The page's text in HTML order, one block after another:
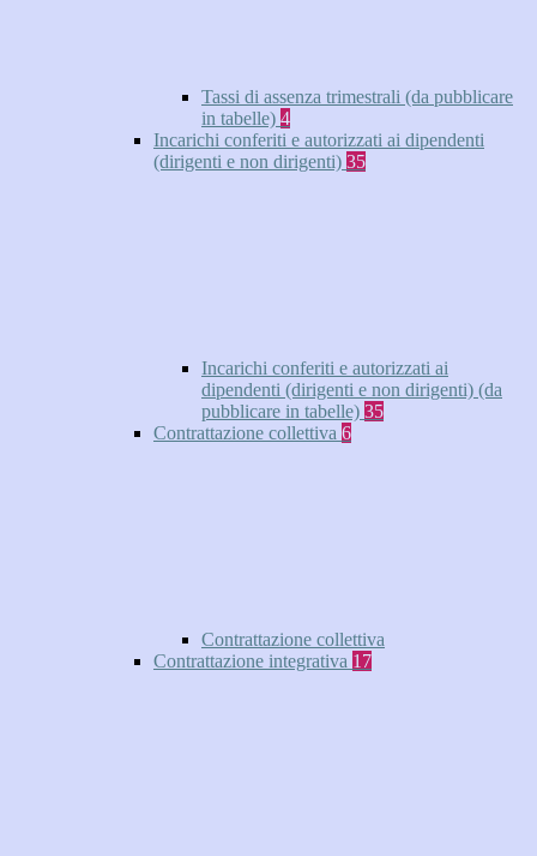
Tassi di assenza trimestrali (da pubblicare
in tabelle) 4
Incarichi conferiti e autorizzati ai dipendenti
(dirigenti e non dirigenti) 35
Incarichi conferiti e autorizzati ai
dipendenti (dirigenti e non dirigenti) (da
pubblicare in tabelle) 35
Contrattazione collettiva 6
Contrattazione collettiva
Contrattazione integrativa 17